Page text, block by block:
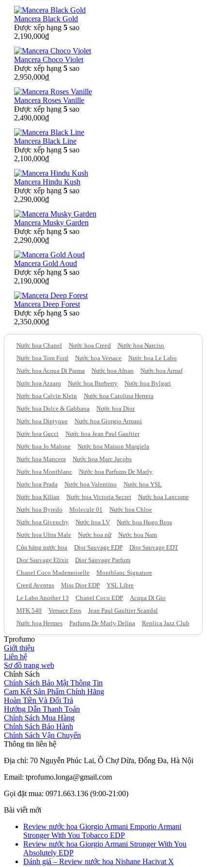
Mancera Black Gold
Được xếp hạng 5 sao
2,190,000₫
Mancera Choco Violet
Được xếp hạng 5 sao
2,950,000₫
Mancera Roses Vanille
Được xếp hạng 5 sao
2,490,000₫
Mancera Black Line
Được xếp hạng 5 sao
2,100,000₫
Mancera Hindu Kush
Được xếp hạng 5 sao
2,290,000₫
Mancera Musky Garden
Được xếp hạng 5 sao
2,290,000₫
Mancera Gold Aoud
Được xếp hạng 5 sao
2,190,000₫
Mancera Deep Forest
Được xếp hạng 5 sao
2,350,000₫
Nước hoa Chanel Nước hoa Creed
Nước hoa Narciso
Nước hoa Tom Ford
Nước hoa Versace
Nước hoa Le Labo
Nước hoa Acqua Di Parma
Nước hoa Afnan
Nước hoa Armaf
Nước hoa Azzaro
Nước hoa Burberry
Nước hoa Bvlgari
Nước hoa Calvin Klein
Nước hoa Carolina Herrera
Nước hoa Dolce & Gabbana
Nước hoa Dior
Nước hoa Diptyque
Nước hoa Giorgio Armani
Nước hoa Gucci
Nước hoa Jean Paul Gaultier
Nước hoa Jo Malone
Nước hoa Maison Margiela
Nước hoa Mancera
Nước hoa Marc Jacobs
Nước hoa Montblanc
Nước hoa Parfums De Marly
Nước hoa Prada
Nước hoa Valentino
Nước hoa YSL
Nước hoa Kilian
Nước hoa Victoria Secret
Nước hoa Lancome
Nước hoa Byredo
Molecule 01
Nước hoa Chloe
Nước hoa Givenchy
Nước hoa LV
Nước hoa Hugo Boss
Nước hoa Ultra Male
Nước hoa nữ
Nước hoa Nam
Cửa hàng nước hoa
Dior Sauvage EDP
Dior Sauvage EDT
Dior Sauvage Elixir
Dior Sauvage Parfum
Chanel Coco Mademoiselle
Montblanc Signature
Creed Aventus
Miss Dior EDP
YSL Libre
Le Labo Another 13
Chanel Coco EDP
Acqua Di Gio
MFK 540
Versace Eros
Jean Paul Gaultier Scandal
Nước hoa Hermes
Parfums De Marly Delina Replica Jazz Club
Tprofumo
Giới thiệu
Liên hệ
Sơ đồ trang web
Chính Sách
Chính Sách Bảo Mật Thông Tin
Cam Kết Sản Phẩm Chính Hãng
Hoàn Tiền Và Đổi Trả
Hướng Dẫn Thanh Toán
Chính Sách Mua Hàng
Chính Sách Bảo Hành
Chính Sách Vận Chuyển
Thông tin liên hệ
Địa chỉ: 70 Nguyễn Phúc Lai, Ô Chợ Dừa, Đống Đa, Hà Nội
Email: tprofumo.longa@gmail.com
Gọi đặt mua: 0971.663.136 (9:00-21:00)
Bài viết mới
Review nước hoa Giorgio Armani Emporio Armani
Stronger With You Tobacco EDP
Review nước hoa Giorgio Armani Stronger With You
Absolutely EDP
Đánh giá – Review nước hoa Nishane Hacivat X